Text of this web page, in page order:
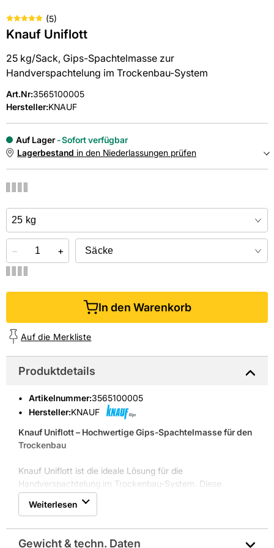
(5)
Knauf Uniflott
25 kg/Sack, Gips-Spachtelmasse zur
Handverspachtelung im Trockenbau-System
Art.Nr:3565100005
Hersteller:KNAUF
Auf Lager
Sofort verfügbar
Lagerbestand in den Niederlassungen prüfen
− +
In den Warenkorb
Auf die Merkliste
Produktdetails
Artikelnummer:3565100005
Hersteller:KNAUF
Knauf Uniflott – Hochwertige Gips-Spachtelmasse für den
Trockenbau
Knauf Uniflott ist die ideale Lösung für die
Handverspachtelung im Trockenbau-System. Diese
hochwertige Gips-Spachtelmasse überzeugt durch ihre
besondere Zusammensetzung und vielseitige
Weiterlesen
Gewicht & techn. Daten